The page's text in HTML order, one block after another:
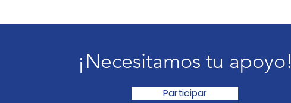
¡Necesitamos tu apoyo!
Participar